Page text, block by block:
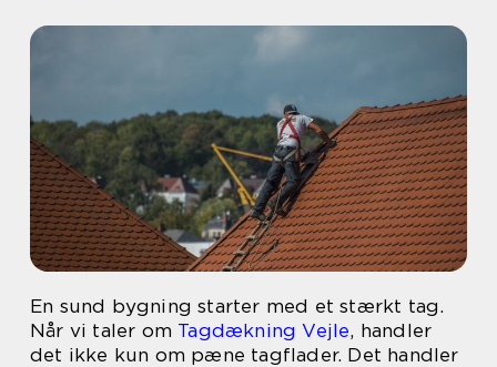
En sund bygning starter med et stærkt tag.
Når vi taler om Tagdækning Vejle, handler
det ikke kun om pæne tagflader. Det handler